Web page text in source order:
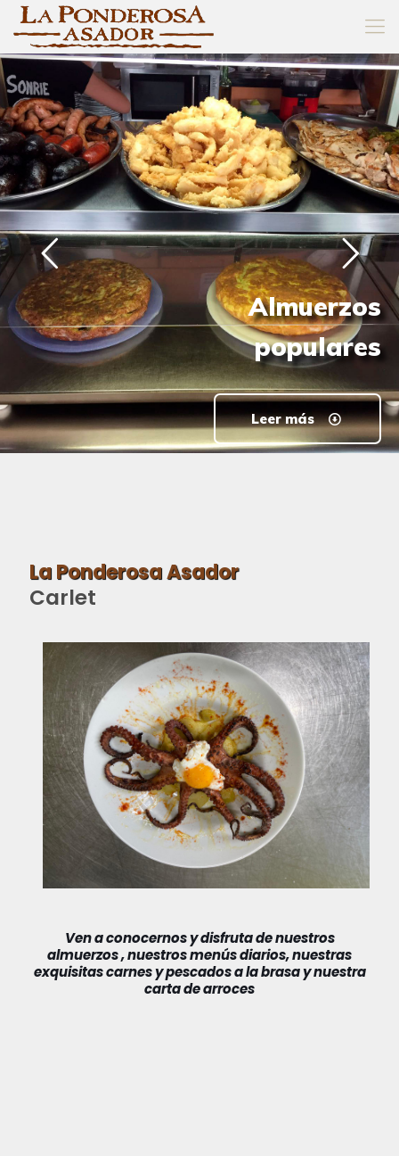
Menús diarios
Desde las 13:00
a 16:00 horas
Leer más
La Ponderosa Asador
Carlet
Ven a conocernos y disfruta de nuestros
almuerzos , nuestros menús diarios, nuestras
exquisitas carnes y pescados a la brasa y nuestra
carta de arroces